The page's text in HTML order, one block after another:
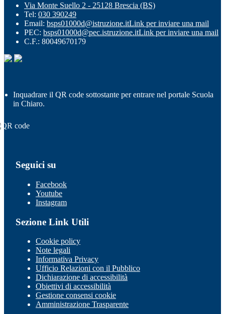
Via Monte Suello 2 - 25128 Brescia (BS)
Tel: 030 390249
Email: bsps01000d@istruzione.itLink per inviare una mail
PEC: bsps01000d@pec.istruzione.itLink per inviare una mail
C.F.: 80049670179
Inquadrare il QR code sottostante per entrare nel portale Scuola
in Chiaro.
Seguici su
Facebook
Youtube
Instagram
Sezione Link Utili
Cookie policy
Note legali
Informativa Privacy
Ufficio Relazioni con il Pubblico
Dichiarazione di accessibilità
Obiettivi di accessibilità
Gestione consensi cookie
Amministrazione Trasparente